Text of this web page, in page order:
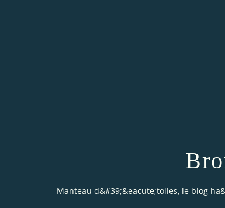
Manteau d&#39;&eacute;toiles, le blog